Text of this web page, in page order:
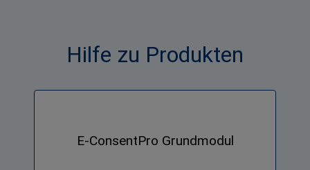
Hilfe zu Produkten
E-ConsentPro Grundmodul